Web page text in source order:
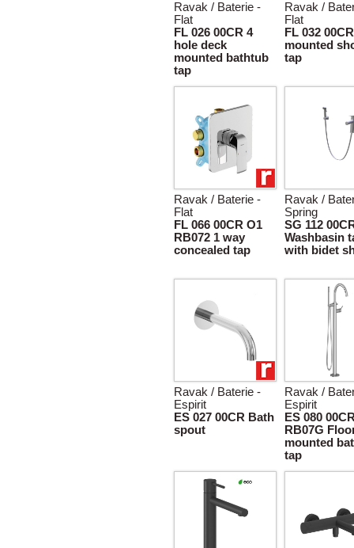
Ravak / Baterie -
Flat
FL 026 00CR 4
hole deck
mounted bathtub
tap
Ravak /
Flat
FL 032
mounted
tap
Ravak / Baterie -
Flat
FL 066 00CR O1
RB072 1 way
concealed tap
Ravak /
Spring
SG 112
Washbasin
with bidet
Ravak / Baterie -
Espirit
ES 027 00CR Bath
spout
Ravak /
Espirit
ES 080
RB07G
mounted
tap